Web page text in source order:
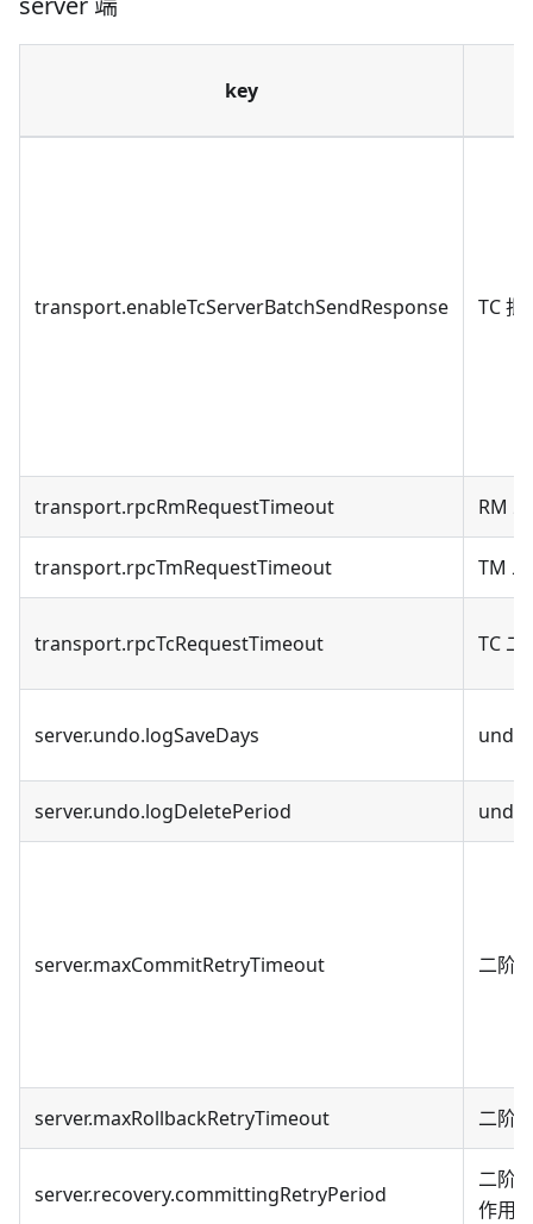
key
transport.enableTcServerBatchSendResponse TC 批
transport.rpcRmRequestTimeout RM
transport.rpcTmRequestTimeout TM
transport.rpcTcRequestTimeout TC 二
server.undo.logSaveDays undo
server.undo.logDeletePeriod undo
server.maxCommitRetryTimeout 二阶
server.maxRollbackRetryTimeout 二阶
server.recovery.committingRetryPeriod
二阶
作用